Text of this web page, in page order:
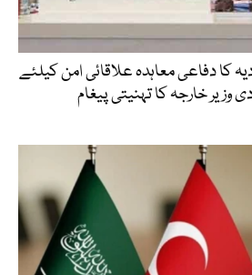
کا دفاعی معاہدہ علاقائی امن کیلئے
وزیر خارجہ کا تہنیتی پیغام